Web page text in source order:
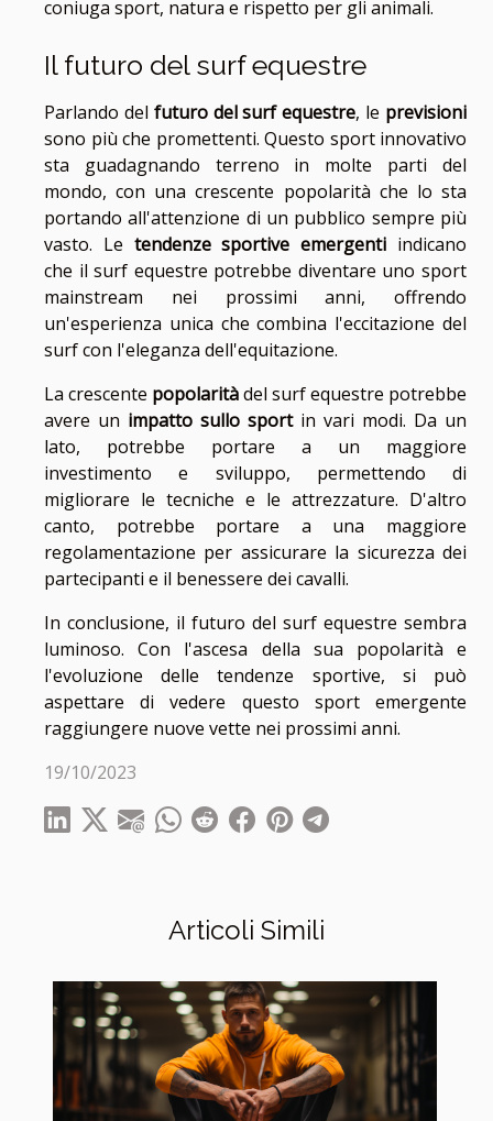
Articoli Simili
coniuga sport, natura e rispetto per gli animali.
Il futuro del surf equestre
Parlando del futuro del surf equestre, le previsioni
sono più che promettenti. Questo sport innovativo
sta guadagnando terreno in molte parti del
mondo, con una crescente popolarità che lo sta
portando all'attenzione di un pubblico sempre più
vasto. Le tendenze sportive emergenti indicano
che il surf equestre potrebbe diventare uno sport
mainstream nei prossimi anni, offrendo
un'esperienza unica che combina l'eccitazione del
surf con l'eleganza dell'equitazione.
La crescente popolaritàdel surf equestre potrebbe
avere un impatto sullo sportin vari modi. Da un
lato, potrebbe portare a un maggiore
investimento e sviluppo, permettendo di
migliorare le tecniche e le attrezzature. D'altro
canto, potrebbe portare a una maggiore
regolamentazione per assicurare la sicurezza dei
partecipanti e il benessere dei cavalli.
In conclusione, il futuro del surf equestre sembra
luminoso. Con l'ascesa della sua popolarità e
l'evoluzione delle tendenze sportive, si può
aspettare di vedere questo sport emergente
raggiungere nuove vette nei prossimi anni.
19/10/2023